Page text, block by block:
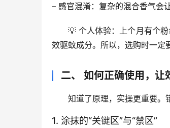
– 感官混淆：复杂的混合香气会
💡 个人体验：上个月有个
效驱蚊成分。所以， 选购时一定
二、 如何正确使用，让
知道了原理，实操更重要。
1. 涂抹的“关键区”与“禁区”